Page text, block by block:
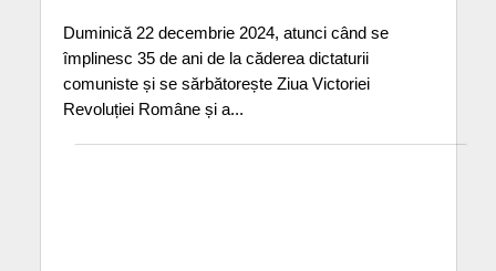
Duminică 22 decembrie 2024, atunci când se
împlinesc 35 de ani de la căderea dictaturii
comuniste și se sărbătorește Ziua Victoriei
Revoluției Române și a...